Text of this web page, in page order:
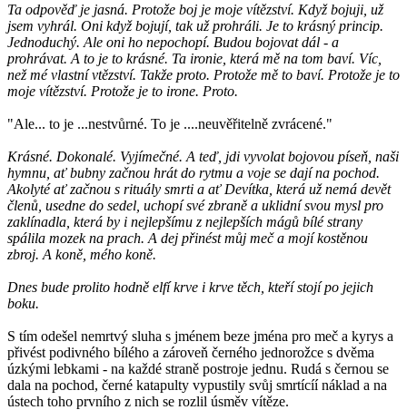
Ta odpověď je jasná. Protože boj je moje vítězství. Když bojuji, už
jsem vyhrál. Oni když bojují, tak už prohráli. Je to krásný princip.
Jednoduchý. Ale oni ho nepochopí. Budou bojovat dál - a
prohrávat. A to je to krásné. Ta ironie, která mě na tom baví. Víc,
než mé vlastní vtězství. Takže proto. Protože mě to baví. Protože je to
moje vítězství. Protože je to irone. Proto.
"Ale... to je ...nestvůrné. To je ....neuvěřitelně zvrácené."
Krásné. Dokonalé. Vyjímečné. A teď, jdi vyvolat bojovou píseň, naši
hymnu, ať bubny začnou hrát do rytmu a voje se dají na pochod.
Akolyté ať začnou s rituály smrti a ať Devítka, která už nemá devět
členů, usedne do sedel, uchopí své zbraně a uklidní svou mysl pro
zaklínadla, která by i nejlepšímu z nejlepších mágů bílé strany
spálila mozek na prach. A dej přinést můj meč a mojí kostěnou
zbroj. A koně, mého koně.
Dnes bude prolito hodně elfí krve i krve těch, kteří stojí po jejich
boku.
S tím odešel nemrtvý sluha s jménem beze jména pro meč a kyrys a
přivést podivného bílého a zároveň černého jednorožce s dvěma
úzkými lebkami - na každé straně postroje jednu. Rudá s černou se
dala na pochod, černé katapulty vypustily svůj smrtícíí náklad a na
ústech toho prvního z nich se rozlil úsměv vítěze.